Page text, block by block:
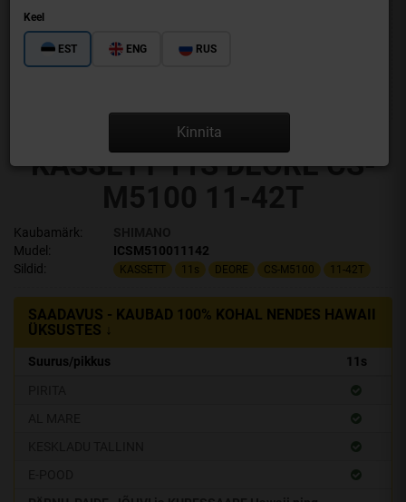
Keel
EST ENG RUS
Kinnita
KASSETT 11S DEORE CS-
Kaubamärk:
Mudel:
ICSM510011142
Sildid:
KASSETT 11s DEORE CS-M5100 11-42T
SAADAVUS - KAUBAD 100% KOHAL NENDES HAWAII
ÜKSUSTES ↓
Suurus/pikkus
11s